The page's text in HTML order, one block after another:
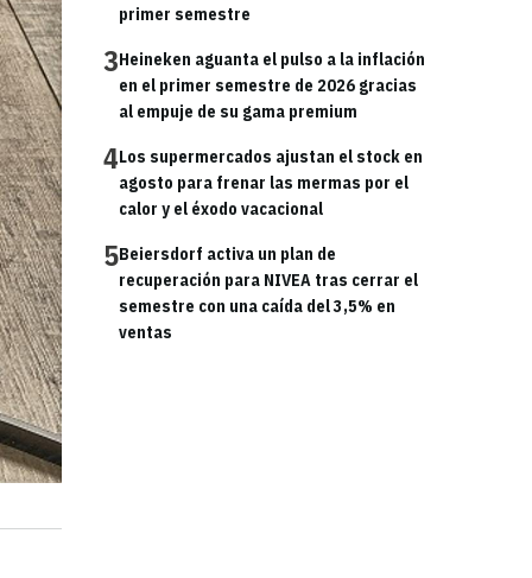
primer semestre
3Heineken aguanta el pulso a la inflación
en el primer semestre de 2026 gracias
al empuje de su gama premium
4Los supermercados ajustan el stock en
agosto para frenar las mermas por el
calor y el éxodo vacacional
5Beiersdorf activa un plan de
recuperación para NIVEA tras cerrar el
semestre con una caída del 3,5% en
ventas